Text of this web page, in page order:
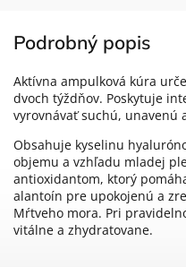
Podrobný popis
Aktívna ampulková kúra
dvoch týždňov. Poskytuje
vyrovnávať suchú, unavenú
Obsahuje kyselinu
objemu a vzhľadu mladej
antioxidantom, ktorý
alantoín pre upokojenú a
Mŕtveho mora. Pri
vitálne a zhydratovane.